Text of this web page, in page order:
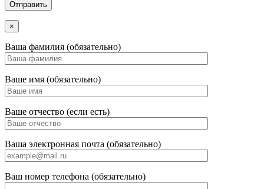
×
Ваша фамилия (обязательно)
Ваше имя (обязательно)
Ваше отчество (если есть)
Ваша электронная почта (обязательно)
Ваш номер телефона (обязательно)